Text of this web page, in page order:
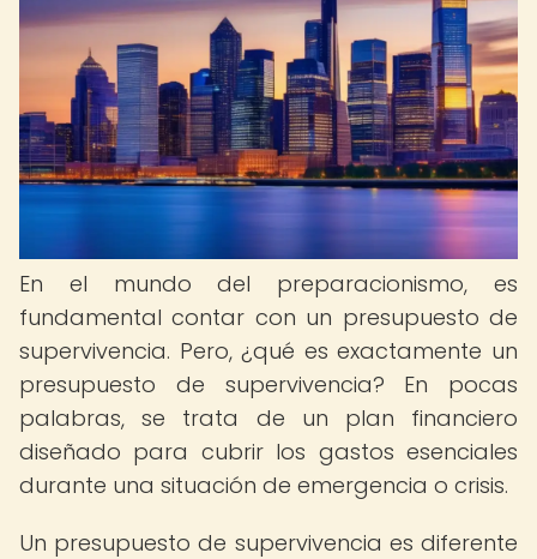
En el mundo del preparacionismo, es
fundamental contar con un presupuesto de
supervivencia. Pero, ¿qué es exactamente un
presupuesto de supervivencia? En pocas
palabras, se trata de un plan financiero
diseñado para cubrir los gastos esenciales
durante una situación de emergencia o crisis.
Un presupuesto de supervivencia es diferente